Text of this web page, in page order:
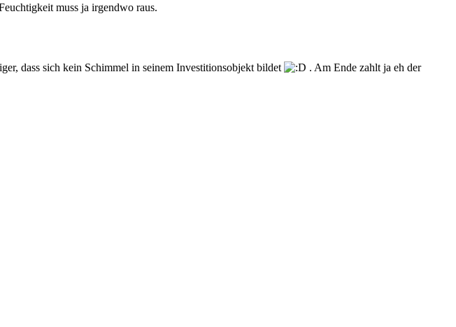
muss ja irgendwo raus.
dass sich kein Schimmel in seinem Investitionsobjekt bildet
. Am Ende zahlt ja eh der